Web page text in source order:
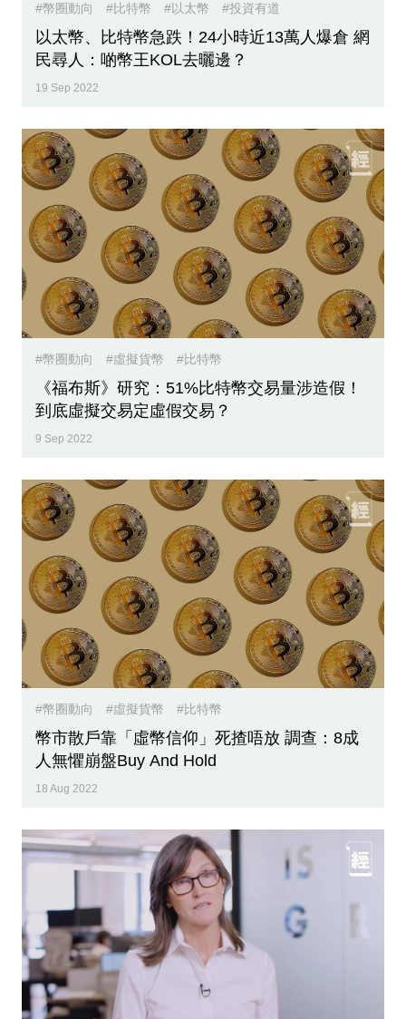
#幣圈動向 #比特幣 #以太幣 #投資有道
以太幣、比特幣急跌！24小時近13萬人爆倉 網
民尋人：啲幣王KOL去曬邊？
19 Sep 2022
#幣圈動向 #虛擬貨幣 #比特幣
《福布斯》研究：51%比特幣交易量涉造假！
到底虛擬交易定虛假交易？
9 Sep 2022
#幣圈動向 #虛擬貨幣 #比特幣
幣市散戶靠「虛幣信仰」死揸唔放 調查：8成
人無懼崩盤Buy And Hold
18 Aug 2022